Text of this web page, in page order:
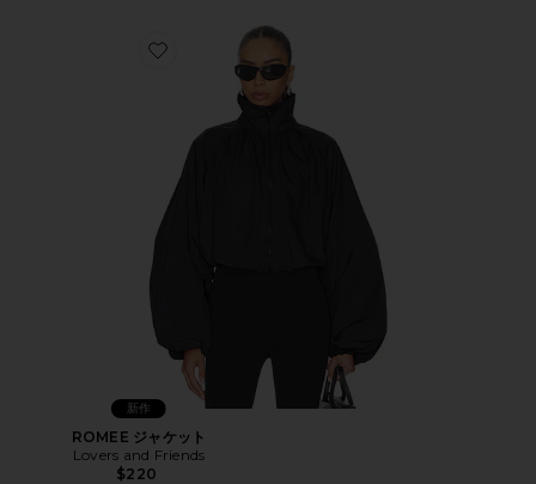
Favorite ROMEE ジャケット
新作
ROMEE ジャケット
Lovers and Friends
$220